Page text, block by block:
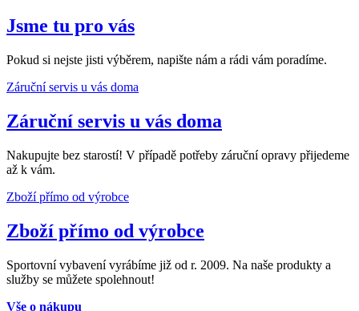
Jsme tu pro vás
Pokud si nejste jisti výběrem, napište nám a rádi vám poradíme.
Záruční servis u vás doma
Záruční servis u vás doma
Nakupujte bez starostí! V případě potřeby záruční opravy přijedeme
až k vám.
Zboží přímo od výrobce
Zboží přímo od výrobce
Sportovní vybavení vyrábíme již od r. 2009. Na naše produkty a
služby se můžete spolehnout!
Vše o nákupu